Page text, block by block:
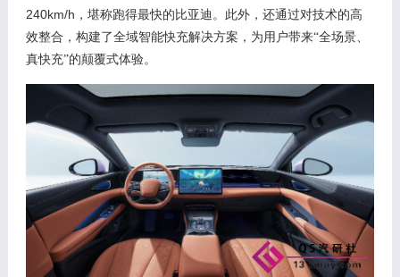
240km/h ，堪称跑得最快的比亚迪。此外，还通过对技术的高
效整合，构建了全域智能快充解决方案，为用户带来“全场景、
真快充”的颠覆式体验。